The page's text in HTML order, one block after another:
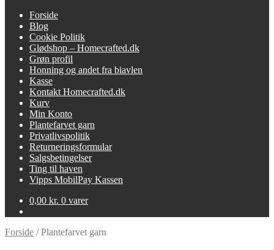
Forside
Blog
Cookie Politik
Glødshop – Homecrafted.dk
Grøn profil
Honning og andet fra biavlen
Kasse
Kontakt Homecrafted.dk
Kurv
Min Konto
Plantefarvet garn
Privatlivspolitik
Returneringsformular
Salgsbetingelser
Ting til haven
Vipps MobilPay Kassen
0,00 kr. 0 varer
Forside /Plantefarvet garn